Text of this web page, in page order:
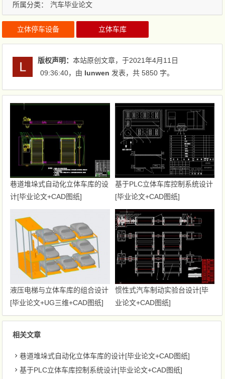
所属分类： 汽车毕业论文
立体停车设备 立体车库
版权声明：本站原创文章，于2021年4月11日
09:36:40，由 lunwen 发表，共 5850 字。
巷道堆垛式自动化立体车库的设
计[毕业论文+CAD图纸]
基于PLC立体车库控制系统设计
[毕业论文+CAD图纸]
液压电梯与立体车库的组合设计
[毕业论文+UG三维+CAD图纸]
惯性式汽车制动实验台设计[毕
业论文+CAD图纸]
相关文章
巷道堆垛式自动化立体车库的设计[毕业论文+CAD图纸]
基于PLC立体车库控制系统设计[毕业论文+CAD图纸]